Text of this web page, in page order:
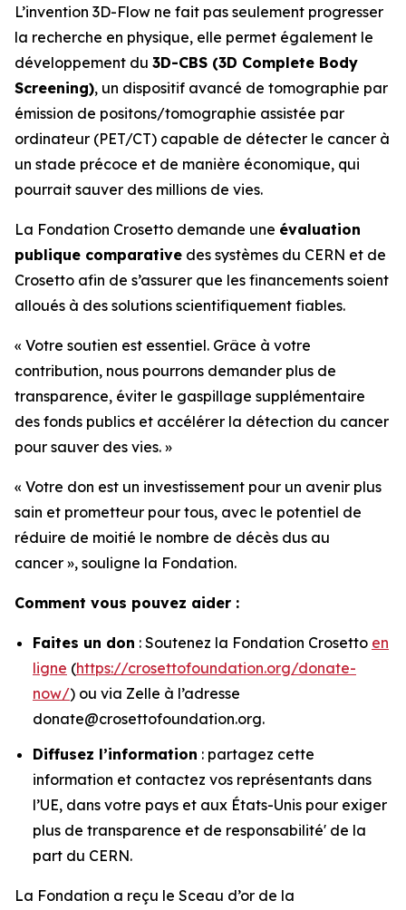
L’invention 3D-Flow ne fait pas seulement progresser
la recherche en physique, elle permet également le
développement du 3D-CBS (3D Complete Body
Screening), un dispositif avancé de tomographie par
émission de positons/tomographie assistée par
ordinateur (PET/CT) capable de détecter le cancer à
un stade précoce et de manière économique, qui
pourrait sauver des millions de vies.
La Fondation Crosetto demande une évaluation
publique comparative des systèmes du CERN et de
Crosetto afin de s’assurer que les financements soient
alloués à des solutions scientifiquement fiables.
« Votre soutien est essentiel. Grâce à votre
contribution, nous pourrons demander plus de
transparence, éviter le gaspillage supplémentaire
des fonds publics et accélérer la détection du cancer
pour sauver des vies. »
« Votre don est un investissement pour un avenir plus
sain et prometteur pour tous, avec le potentiel de
réduire de moitié le nombre de décès dus au
cancer », souligne la Fondation.
Comment vous pouvez aider :
Faites un don : Soutenez la Fondation Crosetto en
ligne (https://crosettofoundation.org/donate-
now/) ou via Zelle à l’adresse
donate@crosettofoundation.org.
Diffusez l’information : partagez cette
information et contactez vos représentants dans
l’UE, dans votre pays et aux États-Unis pour exiger
plus de transparence et de responsabilité' de la
part du CERN.
La Fondation a reçu le Sceau d’or de la